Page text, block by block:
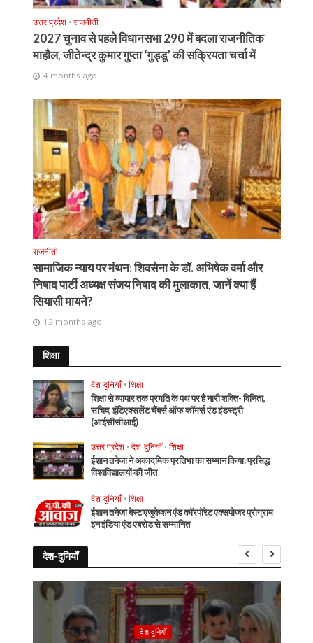
उत्तर प्रदेश • राजनीती
2027 चुनाव से पहले विधानसभा 290 में बदला राजनीतिक
माहौल, जीतेन्द्र कुमार गुप्ता ‘गुड्डू’ की सक्रियता चर्चा में
4 months ago
राजनीती
सामाजिक न्याय पर मंथन: शिवसेना के डॉ. अभिषेक वर्मा और
निषाद पार्टी अध्यक्ष संजय निषाद की मुलाकात, जानें क्या हैं
सियासी मायने?
12 months ago
शिक्षा
देश-दुनियाँ • शिक्षा
शिक्षा से व्यापार तक प्रगति के पथ पर है नारी शक्ति- विनिता,
सचिव, इंटिएक्सलेंट चैंबर्स ऑफ कॉमर्स एंड इंडस्ट्री
(आईसीसीआई)
उत्तर प्रदेश • देश-दुनियाँ • शिक्षा
ईशान तनेजा ने अकादमिक प्रतिभा का सम्मान किया: प्रसिद्ध
विश्वविद्यालयों की जीत
देश-दुनियाँ • शिक्षा
ईशान तनेजा बेस्ट एजुकेशन एंड कॉरपोरेट एक्सपोजर प्रोग्राम
इन इंडिया एंड एबरोड से सम्मानित
देश-दुनियाँ
देश-दुनियाँ